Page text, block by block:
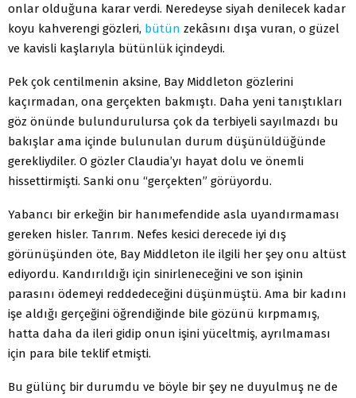
onlar olduğuna karar verdi. Neredeyse siyah denilecek kadar
koyu kahverengi gözleri, bütün zekâsını dışa vuran, o güzel
ve kavisli kaşlarıyla bütünlük içindeydi.
Pek çok centilmenin aksine, Bay Middleton gözlerini
kaçırmadan, ona gerçekten bakmıştı. Daha yeni tanıştıkları
göz önünde bulundurulursa çok da terbiyeli sayılmazdı bu
bakışlar ama içinde bulunulan durum düşünüldüğünde
gerekliydiler. O gözler Claudia’yı hayat dolu ve önemli
hissettirmişti. Sanki onu “gerçekten” görüyordu.
Yabancı bir erkeğin bir hanımefendide asla uyandırmaması
gereken hisler. Tanrım. Nefes kesici derecede iyi dış
görünüşünden öte, Bay Middleton ile ilgili her şey onu altüst
ediyordu. Kandırıldığı için sinirleneceğini ve son işinin
parasını ödemeyi reddedeceğini düşünmüştü. Ama bir kadını
işe aldığı gerçeğini öğrendiğinde bile gözünü kırpmamış,
hatta daha da ileri gidip onun işini yüceltmiş, ayrılmaması
için para bile teklif etmişti.
Bu gülünç bir durumdu ve böyle bir şey ne duyulmuş ne de